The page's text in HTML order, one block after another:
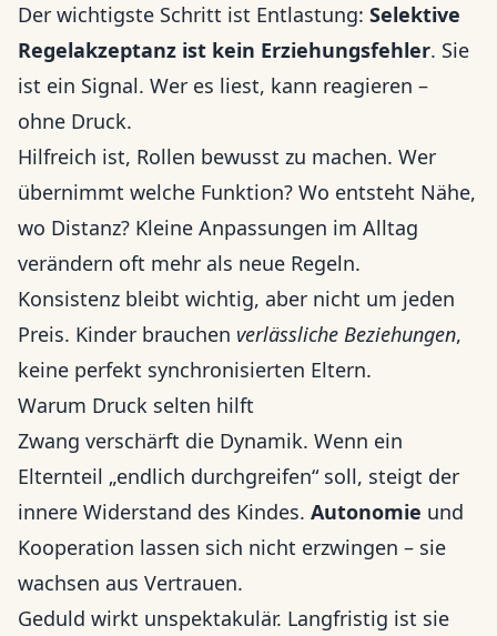
Der wichtigste Schritt ist Entlastung: Selektive
Regelakzeptanz ist kein Erziehungsfehler. Sie
ist ein Signal. Wer es liest, kann reagieren –
ohne Druck.
Hilfreich ist, Rollen bewusst zu machen. Wer
übernimmt welche Funktion? Wo entsteht Nähe,
wo Distanz? Kleine Anpassungen im Alltag
verändern oft mehr als neue Regeln.
Konsistenz bleibt wichtig, aber nicht um jeden
Preis. Kinder brauchen verlässliche Beziehungen,
keine perfekt synchronisierten Eltern.
Warum Druck selten hilft
Zwang verschärft die Dynamik. Wenn ein
Elternteil „endlich durchgreifen“ soll, steigt der
innere Widerstand des Kindes. Autonomie und
Kooperation lassen sich nicht erzwingen – sie
wachsen aus Vertrauen.
Geduld wirkt unspektakulär. Langfristig ist sie